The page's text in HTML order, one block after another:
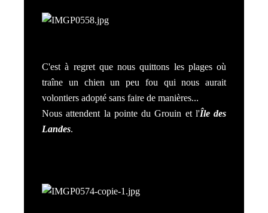
C'est à regret que nous quittons les plages où
traîne un chien un peu fou qui nous aurait
volontiers adopté sans faire de manières...
Nous attendent la pointe du Grouin et l'Île des
Landes.